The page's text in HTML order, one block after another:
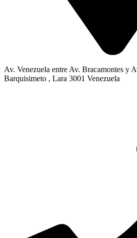
Av. Venezuela entre Av. Bracamontes y
Barquisimeto , Lara 3001 Venezuela